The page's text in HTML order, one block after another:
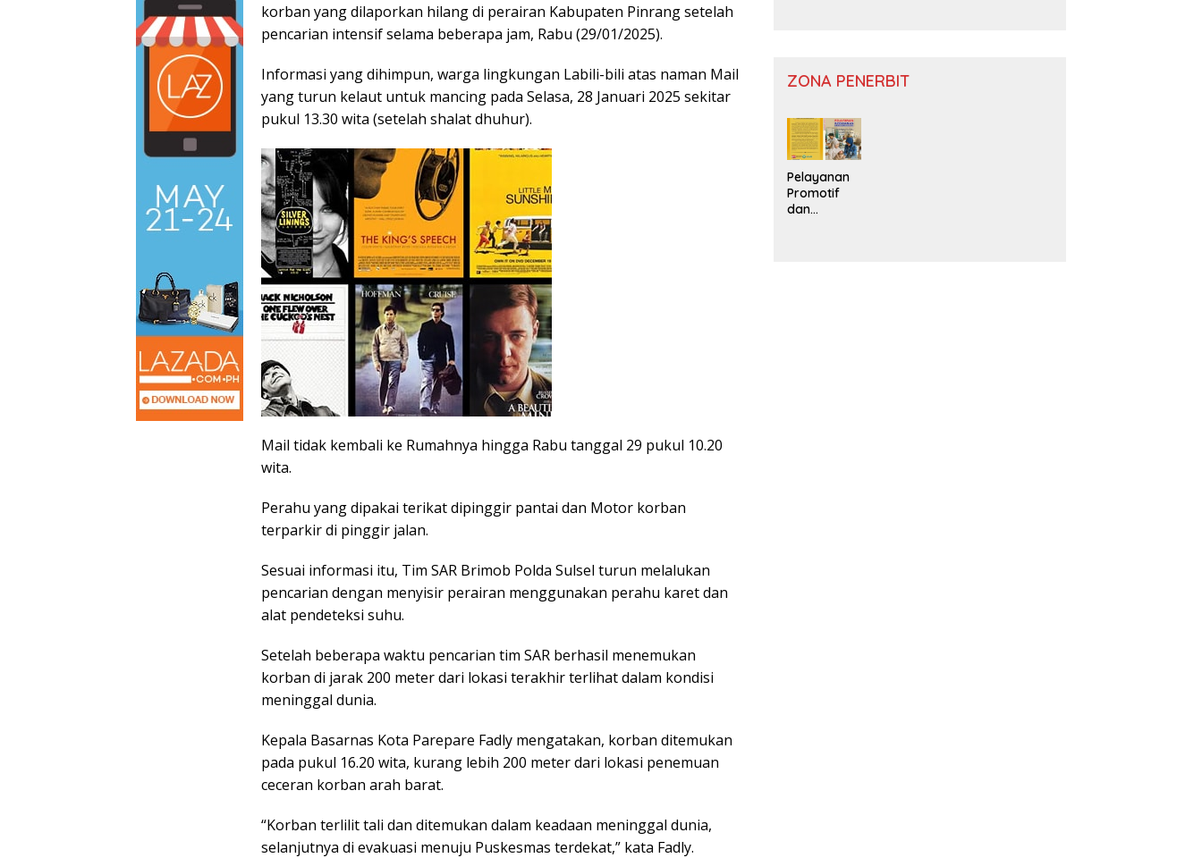
korban yang dilaporkan hilang di perairan Kabupaten Pinrang setelah
pencarian intensif selama beberapa jam, Rabu (29/01/2025).
Informasi yang dihimpun, warga lingkungan Labili-bili atas naman Mail
yang turun kelaut untuk mancing pada Selasa, 28 Januari 2025 sekitar
pukul 13.30 wita (setelah shalat dhuhur).
Mail tidak kembali ke Rumahnya hingga Rabu tanggal 29 pukul 10.20
wita.
Perahu yang dipakai terikat dipinggir pantai dan Motor korban
terparkir di pinggir jalan.
Sesuai informasi itu, Tim SAR Brimob Polda Sulsel turun melalukan
pencarian dengan menyisir perairan menggunakan perahu karet dan
alat pendeteksi suhu.
Setelah beberapa waktu pencarian tim SAR berhasil menemukan
korban di jarak 200 meter dari lokasi terakhir terlihat dalam kondisi
meninggal dunia.
Kepala Basarnas Kota Parepare Fadly mengatakan, korban ditemukan
pada pukul 16.20 wita, kurang lebih 200 meter dari lokasi penemuan
ceceran korban arah barat.
“Korban terlilit tali dan ditemukan dalam keadaan meninggal dunia,
selanjutnya di evakuasi menuju Puskesmas terdekat,” kata Fadly.
ZONA PENERBIT
Pelayanan
Promotif
dan